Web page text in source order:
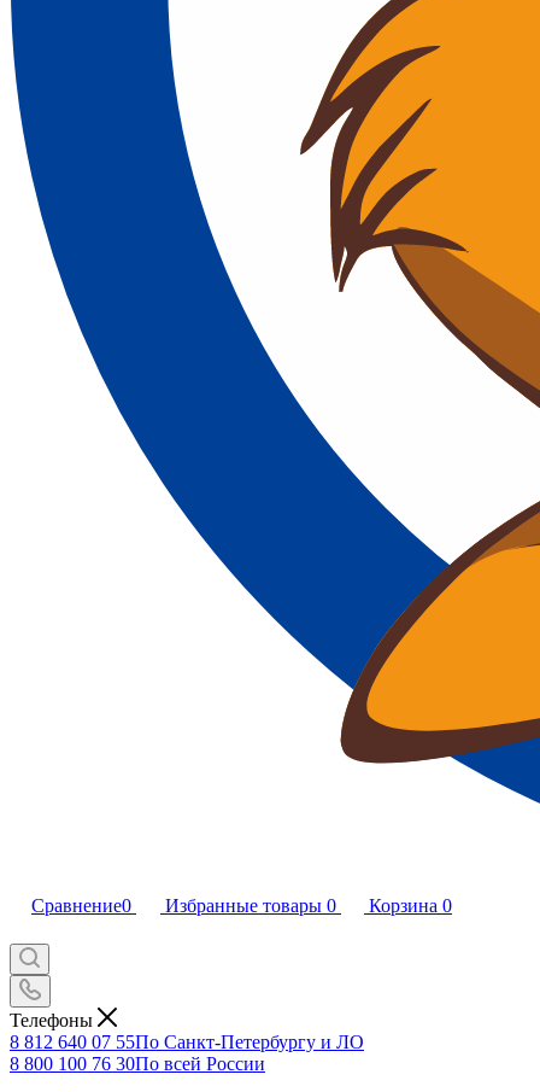
Сравнение0 Избранные товары 0 Корзина 0
Телефоны
8 812 640 07 55По Санкт-Петербургу и ЛО
8 800 100 76 30По всей России